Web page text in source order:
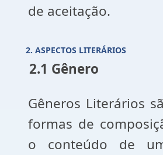
de aceitação.
2. ASPECTOS LITERÁRIOS
2.1 Gênero
Gêneros Literários
formas de
o conteúdo de